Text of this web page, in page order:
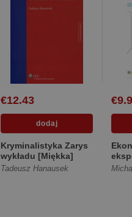
€12.43
Kryminalistyka Zarys
wykładu [Miękka]
Tadeusz Hanausek